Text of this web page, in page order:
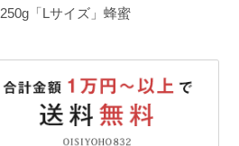
250g「Lサイズ」蜂蜜